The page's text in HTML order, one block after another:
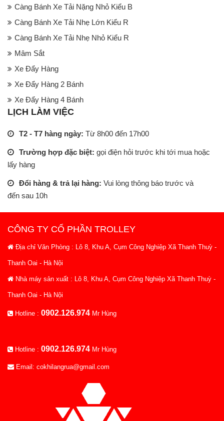
Càng Bánh Xe Tải Nặng Nhỏ Kiểu B
Càng Bánh Xe Tải Nhẹ Lớn Kiểu R
Càng Bánh Xe Tải Nhẹ Nhỏ Kiểu R
Mâm Sắt
Xe Đẩy Hàng
Xe Đẩy Hàng 2 Bánh
Xe Đẩy Hàng 4 Bánh
LỊCH LÀM VIỆC
T2 - T7 hàng ngày: Từ 8h00 đến 17h00
Trường hợp đặc biệt: gọi điện hỏi trước khi tới mua hoặc
lấy hàng
Đổi hàng & trả lại hàng: Vui lòng thông báo trước và
đến sau 10h
CÔNG TY CỔ PHẦN TROLLEY
Địa chỉ Văn Phòng : Lô 8, Khu A, Cụm Công Nghiệp Xã Thanh Thuỳ -
Thanh Oai - Hà Nội
Nhà máy sản xuất : Lô 8, Khu A, Cụm Công Nghiệp Xã Thanh Thuỳ -
Thanh Oai - Hà Nội
Hotline : 0902.126.974 Mr Hùng
Hotline : 0902.126.974 Mr Hùng
Email: cokhilangrua@gmail.com